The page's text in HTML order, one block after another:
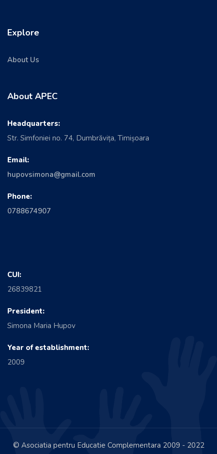
Explore
About Us
About APEC
Headquarters:
Str. Simfoniei no. 74, Dumbrăvița, Timișoara
Email:
hupovsimona@gmail.com
Phone:
0788674907
CUI:
26839821
President:
Simona Maria Hupov
Year of establishment:
2009
© Asociatia pentru Educatie Complementara 2009 - 2022